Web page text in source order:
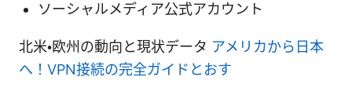
ソーシャルメディア公式アカウント
北米・欧州の動向と現状データ アメリカから日本
へ！VPN接続の完全ガイドとおす